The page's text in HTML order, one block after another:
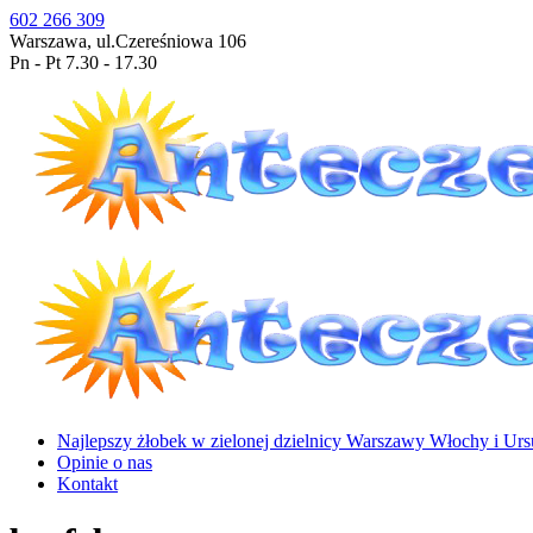
602 266 309
Warszawa, ul.Czereśniowa 106
Pn - Pt 7.30 - 17.30
Najlepszy żłobek w zielonej dzielnicy Warszawy Włochy i
Opinie o nas
Kontakt